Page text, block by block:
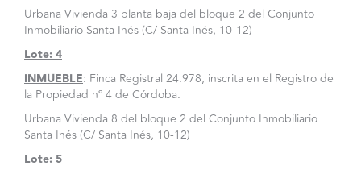
Urbana Vivienda 3 planta baja del bloque 2 del Conjunto
Inmobiliario Santa Inés (C/ Santa Inés, 10-12)
Lote: 4
INMUEBLE: Finca Registral 24.978, inscrita en el Registro de
la Propiedad nº 4 de Córdoba.
Urbana Vivienda 8 del bloque 2 del Conjunto Inmobiliario
Santa Inés (C/ Santa Inés, 10-12)
Lote: 5